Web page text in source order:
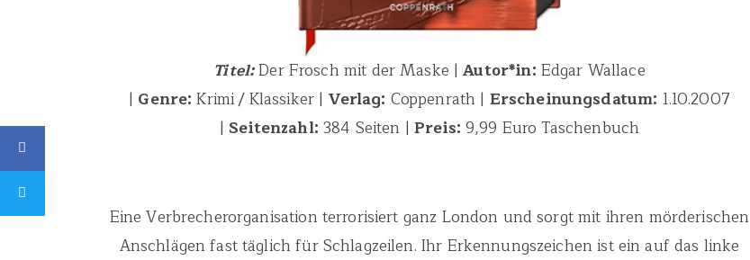
Titel:Der Frosch mit der Maske |Autor*in: Edgar Wallace
| Genre: Krimi / Klassiker | Verlag: Coppenrath | Erscheinungsdatum: 1.10.2007
| Seitenzahl: 384 Seiten | Preis: 9,99 Euro Taschenbuch
Eine Verbrecherorganisation terrorisiert ganz London und sorgt mit ihren mörderischen
Anschlägen fast täglich für Schlagzeilen. Ihr Erkennungszeichen ist ein auf das linke